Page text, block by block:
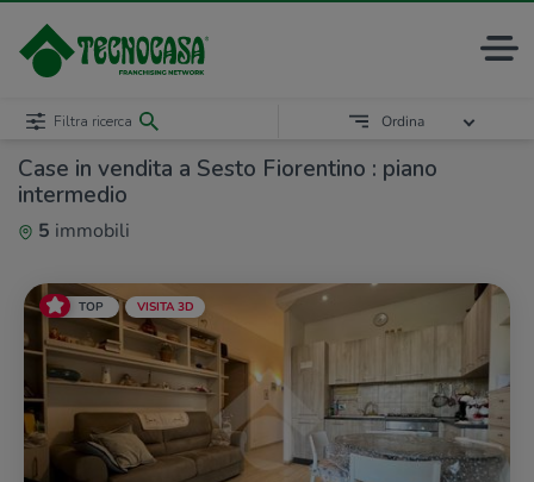
Case in vendita a Sesto Fiorentino : piano
intermedio
5 immobili
Filtra ricerca Ordina
TOP VISITA 3D